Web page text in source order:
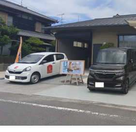
よくある質問
ご利用者の声・実例
お役立ち情報
公式SNSをチェック
YOUTUBE